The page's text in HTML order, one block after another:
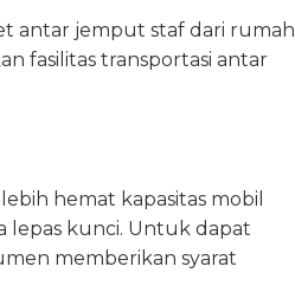
antar jemput staf dari rumah
fasilitas transportasi antar
hemat kapasitas mobil
lepas kunci. Untuk dapat
memberikan syarat